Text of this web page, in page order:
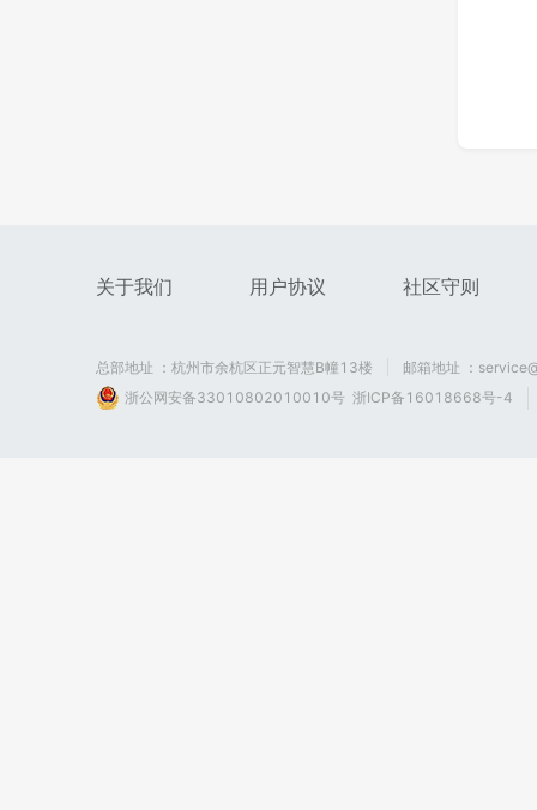
关于我们 用户协议 社区守则
总部地址 ：杭州市余杭区正元智慧B幢13楼
邮箱地址 ：
浙公网安备33010802010010号 浙ICP备16018668号-4